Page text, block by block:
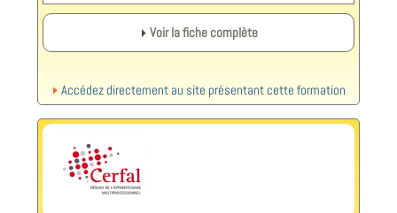
Voir la fiche complète
Accédez directement au site présentant cette formation